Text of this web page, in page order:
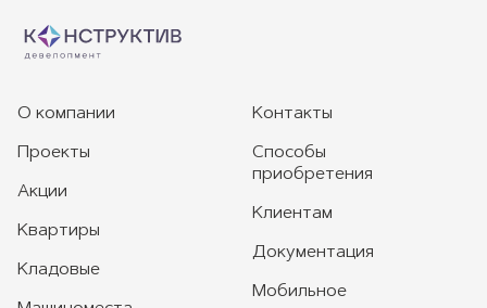
О компании
Проекты
Акции
Квартиры
Кладовые
Контакты
Способы
приобретения
Клиентам
Документация
Мобильное